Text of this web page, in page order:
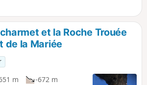
(voir informations
et la Roche Trouée
de la Mariée
m
-672 m